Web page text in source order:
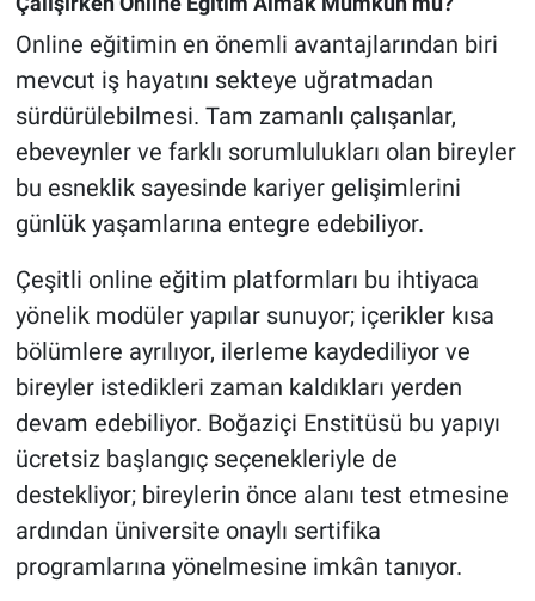
Online eğitimin en önemli avantajlarından biri
mevcut iş hayatını sekteye uğratmadan
sürdürülebilmesi. Tam zamanlı çalışanlar,
ebeveynler ve farklı sorumlulukları olan bireyler
bu esneklik sayesinde kariyer gelişimlerini
günlük yaşamlarına entegre edebiliyor.
Çeşitli online eğitim platformları bu ihtiyaca
yönelik modüler yapılar sunuyor; içerikler kısa
bölümlere ayrılıyor, ilerleme kaydediliyor ve
bireyler istedikleri zaman kaldıkları yerden
devam edebiliyor. Boğaziçi Enstitüsü bu yapıyı
ücretsiz başlangıç seçenekleriyle de
destekliyor; bireylerin önce alanı test etmesine
ardından üniversite onaylı sertifika
programlarına yönelmesine imkân tanıyor.